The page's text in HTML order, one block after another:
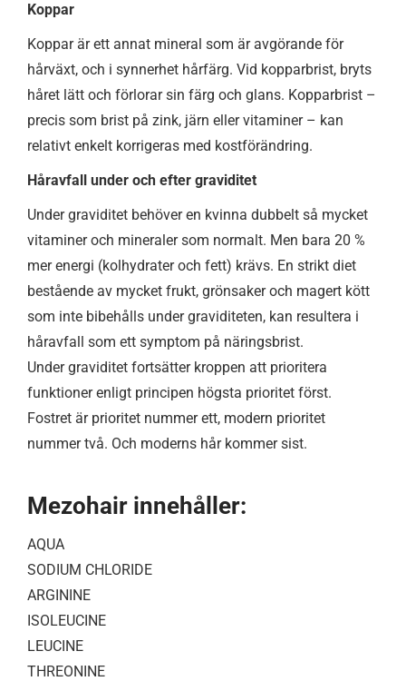
Koppar
Koppar är ett annat mineral som är avgörande för
hårväxt, och i synnerhet hårfärg. Vid kopparbrist, bryts
håret lätt och förlorar sin färg och glans. Kopparbrist –
precis som brist på zink, järn eller vitaminer – kan
relativt enkelt korrigeras med kostförändring.
Håravfall under och efter graviditet
Under graviditet behöver en kvinna dubbelt så mycket
vitaminer och mineraler som normalt. Men bara 20 %
mer energi (kolhydrater och fett) krävs. En strikt diet
bestående av mycket frukt, grönsaker och magert kött
som inte bibehålls under graviditeten, kan resultera i
håravfall som ett symptom på näringsbrist.
Under graviditet fortsätter kroppen att prioritera
funktioner enligt principen högsta prioritet först.
Fostret är prioritet nummer ett, modern prioritet
nummer två. Och moderns hår kommer sist.
Mezohair innehåller:
AQUA
SODIUM CHLORIDE
ARGININE
ISOLEUCINE
LEUCINE
THREONINE